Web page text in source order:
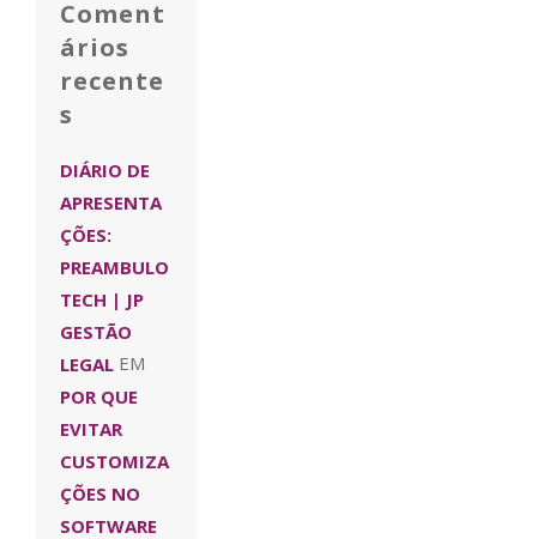
Coment
ários
recente
s
DIÁRIO DE
APRESENTA
ÇÕES:
PREAMBULO
TECH | JP
GESTÃO
LEGAL EM
POR QUE
EVITAR
CUSTOMIZA
ÇÕES NO
SOFTWARE